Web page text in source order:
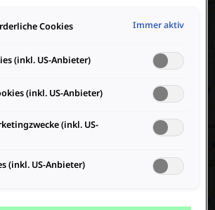
und es fehlt an einem
für Sie Risiken ergeben, weil Sie Ihre Rechte
USA nicht wirksam durchsetzen können,
werden kann, dass aufgrund aktueller
Eingriffe in Ihre persönlichen Rechte
auf das absolut Notwendige beschränkt
Setzen von Cookies für Marketingzwecke
auch für US-Dienstleister erlauben,
damit auch gemäß Art 49 Abs 1 lit a) DSGVO
Cookies Immer aktiv
(inkl. US-Anbieter)
(inkl. US-Anbieter)
(inkl. US-
(inkl. US-Anbieter)